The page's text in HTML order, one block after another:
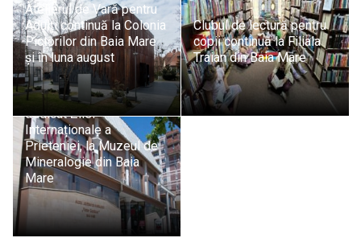
Atelierul de Vară pentru
Adulți continuă la Colonia
Pictorilor din Baia Mare
și în luna august
Clubul de lectură pentru
copii continuă la Filiala
Traian din Baia Mare
Patrimoniul
maramureșean unește
culturi: Eveniment special
dedicat Zilei
Internaționale a
Prieteniei, la Muzeul de
Mineralogie din Baia
Mare